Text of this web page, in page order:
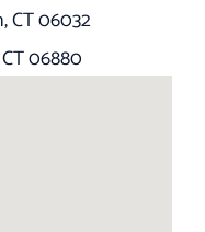
CT 06032
06880